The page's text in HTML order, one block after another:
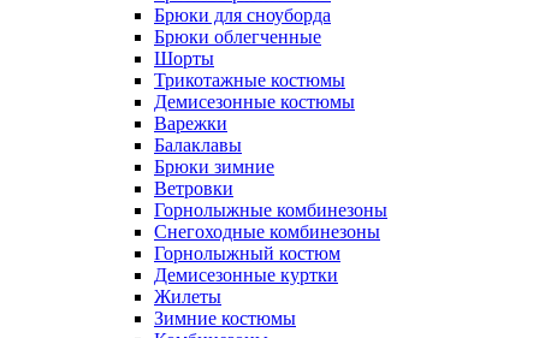
Брюки для сноуборда
Брюки облегченные
Шорты
Трикотажные костюмы
Демисезонные костюмы
Варежки
Балаклавы
Брюки зимние
Ветровки
Горнолыжные комбинезоны
Снегоходные комбинезоны
Горнолыжный костюм
Демисезонные куртки
Жилеты
Зимние костюмы